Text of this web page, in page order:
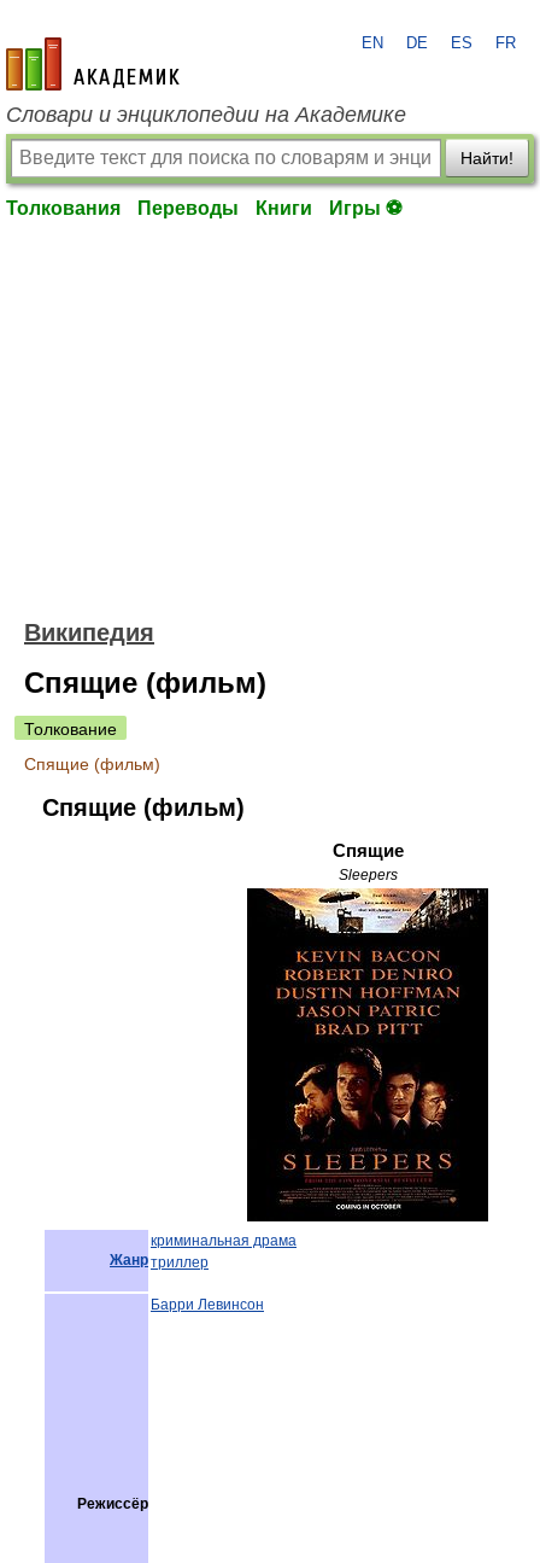
academic.ru
EN DE ES FR
Словари и энциклопедии на Академике
Найти!
Толкования Переводы Книги Игры ⚽
Википедия
Спящие (фильм)
Толкование
Спящие (фильм)
Спящие (фильм)
Спящие
Sleepers
Жанр
криминальная драма
триллер
Режиссёр
Барри Левинсон